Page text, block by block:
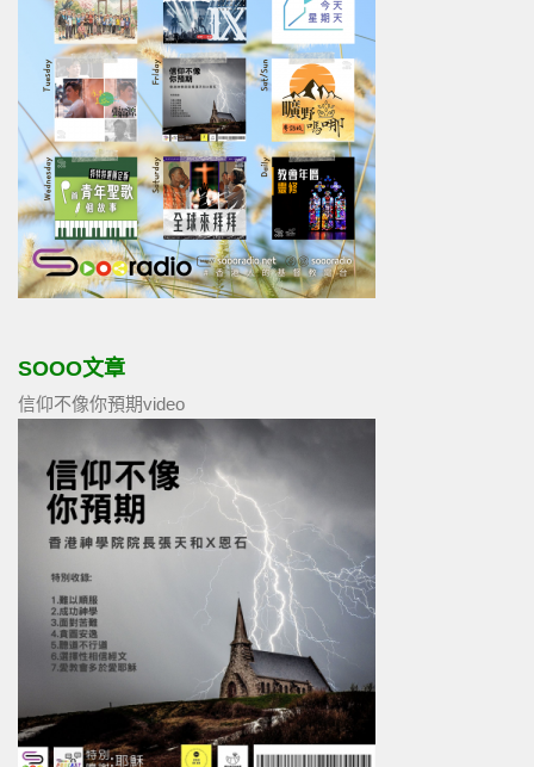
SOOO文章
信仰不像你預期video